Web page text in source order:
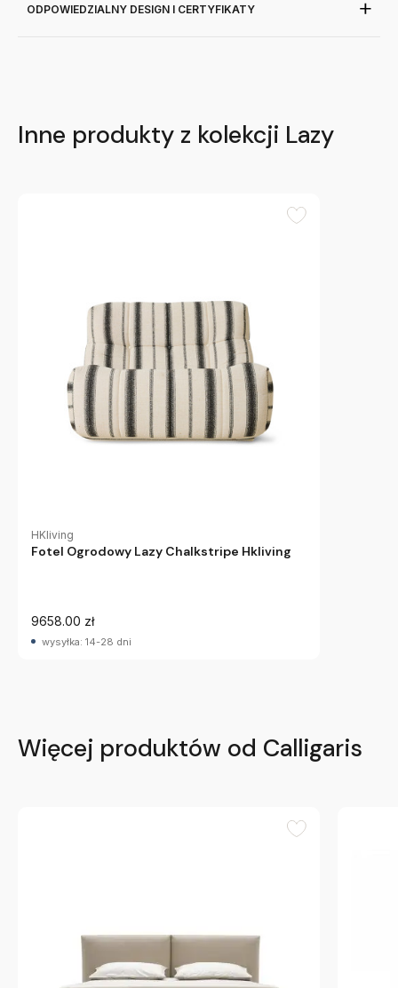
ODPOWIEDZIALNY DESIGN I CERTYFIKATY
Inne produkty z kolekcji Lazy
HKliving
Fotel Ogrodowy Lazy Chalkstripe Hkliving
9658.00 zł
wysyłka: 14-28 dni
Więcej produktów od Calligaris